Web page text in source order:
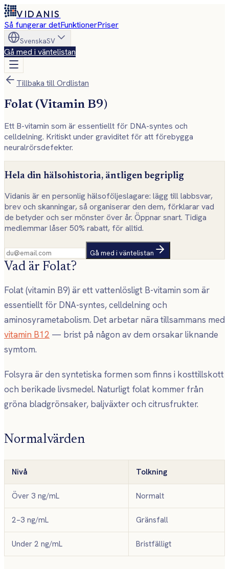
VIDANIS
Så fungerar detFunktionerPriser
SvenskaSV
Gå med i väntelistan
Tillbaka till Ordlistan
Folat (Vitamin B9)
Ett B-vitamin som är essentiellt för DNA-syntes och
celldelning. Kritiskt under graviditet för att förebygga
neuralrörsdefekter.
Hela din hälsohistoria, äntligen begriplig
Vidanis är en personlig hälsoföljeslagare: lägg till labbsvar,
brev och skanningar, så organiserar den dem, förklarar vad
de betyder och ser mönster över år. Öppnar snart. Tidiga
medlemmar låser 50% rabatt, för alltid.
Gå med i väntelistan
Vad är Folat?
Folat (vitamin B9) är ett vattenlösligt B-vitamin som är
essentiellt för DNA-syntes, celldelning och
aminosyrametabolism. Det arbetar nära tillsammans med
vitamin B12 — brist på någon av dem orsakar liknande
symtom.
Folsyra är den syntetiska formen som finns i kosttillskott
och berikade livsmedel. Naturligt folat kommer från
gröna bladgrönsaker, baljväxter och citrusfrukter.
Normalvärden
Nivå Tolkning
Över 3 ng/mL Normalt
2–3 ng/mL Gränsfall
Under 2 ng/mL Bristfälligt